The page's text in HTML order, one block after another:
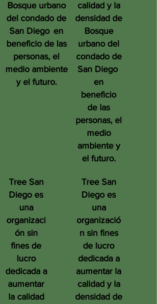
Bosque urbano
del condado de
San Diego en
beneficio de las
personas, el
medio ambiente
y el futuro.
Tree San
Diego es
una
organizaci
ón sin
fines de
lucro
dedicada a
aumentar
la calidad
calidad y la
densidad de
Bosque
urbano del
condado de
San Diego
en
beneficio
de las
personas, el
medio
ambiente y
el futuro.
Tree San
Diego es
una
organizació
n sin fines
de lucro
dedicada a
aumentar la
calidad y la
densidad de